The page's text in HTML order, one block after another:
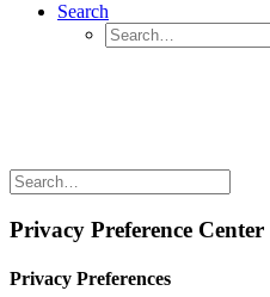
Search
Privacy Preference Center
Privacy Preferences